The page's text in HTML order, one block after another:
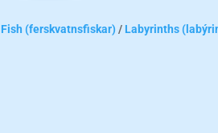
(ferskvatnsfiskar) / Labyrinths